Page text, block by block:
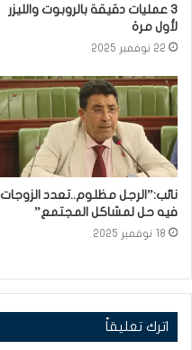
3 عمليات دقيقة بالروبوت والليزر
لأول مرة
22 نوفمبر 2025
نائب:”الرجل مظلوم..تعدد الزوجات
فيه حل لمشاكل المجتمع”
18 نوفمبر 2025
اترك تعليقاً